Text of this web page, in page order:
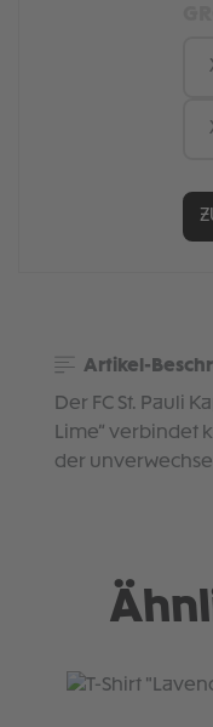
Artikel-
Der FC St. Pauli
Lime“ verbindet
der
Produktgalerie